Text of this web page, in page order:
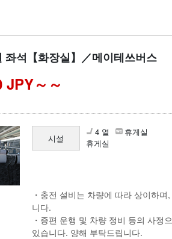
좌석【화장실】／메이테쓰버스
JPY～
시설
4 열
휴게실
휴게실
・충전 설비는 차량에 따라 상이하
니다.
・증편 운행 및 차량 정비 등의 사정
있습니다. 양해 부탁드립니다.